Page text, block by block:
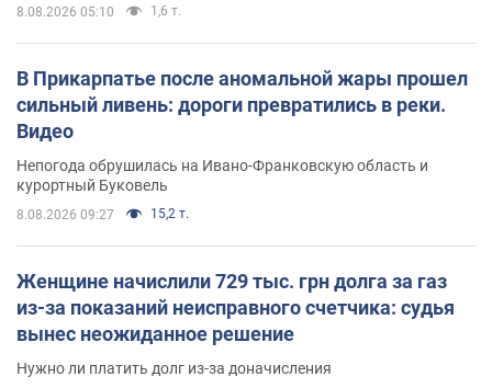
8.08.2026 05:10 1,6 т.
В Прикарпатье после аномальной жары прошел
сильный ливень: дороги превратились в реки.
Видео
Непогода обрушилась на Ивано-Франковскую область и
курортный Буковель
8.08.2026 09:27 15,2 т.
Женщине начислили 729 тыс. грн долга за газ
из-за показаний неисправного счетчика: судья
вынес неожиданное решение
Нужно ли платить долг из-за доначисления